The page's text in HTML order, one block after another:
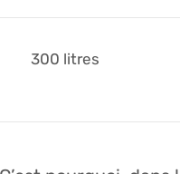
300 litres